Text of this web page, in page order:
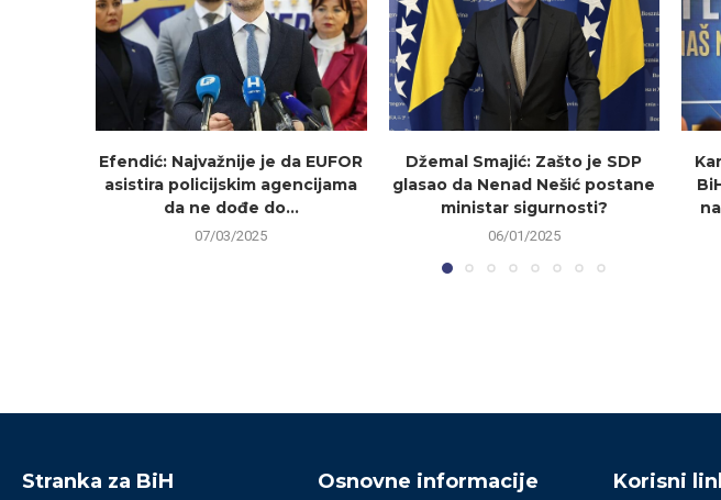
Efendić: Najvažnije je da EUFOR
asistira policijskim agencijama
da ne dođe do...
07/03/2025
Džemal Smajić: Zašto je SDP
glasao da Nenad Nešić postane
ministar sigurnosti?
06/01/2025
Stranka za BiH Osnovne informacije Korisni